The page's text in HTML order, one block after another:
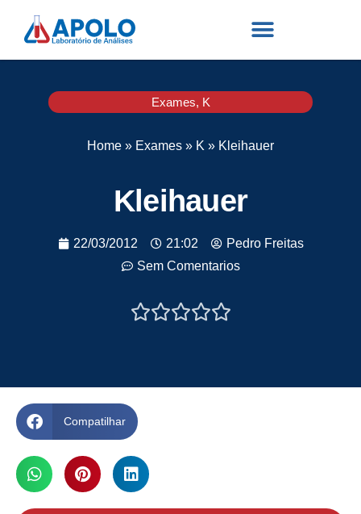
Exames, K
Home » Exames » K » Kleihauer
Kleihauer
22/03/2012 21:02
Pedro Freitas
Sem Comentarios

Compatilhar